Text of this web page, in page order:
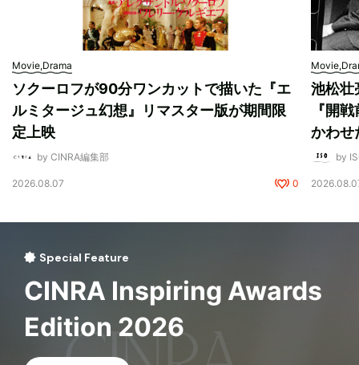
Movie,Drama
ソクーロフが90分ワンカットで描いた『エ
ルミタージュ幻想』リマスター版が期間限
定上映
by CINRA編集部
2026.08.07 0
池松壮
『開
かわせ
by
Special Feature
CINRA Inspiring Awards
Edition 2026